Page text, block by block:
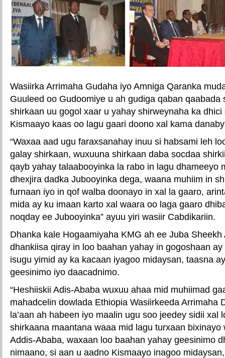
Wasiirka Arrimaha Gudaha iyo Amniga Qaranka
Guuleed oo Gudoomiye u ah gudiga qaban qaabada
shirkaan uu gogol xaar u yahay shirweynaha ka
Kismaayo kaas oo lagu gaari doono xal kama
“Waxaa aad ugu faraxsanahay inuu si habsami leh
galay shirkaan, wuxuuna shirkaan daba socdaa
qayb yahay talaabooyinka la rabo in lagu dhameeyo
dhexjira dadka Jubooyinka dega, waana muhiim in
furnaan iyo in qof walba doonayo in xal la gaaro,
mida ay ku imaan karto xal waara oo laga gaaro
noqday ee Jubooyinka” ayuu yiri wasiir Cabdikariin.
Dhanka kale Hogaamiyaha KMG ah ee Juba
dhankiisa qiray in loo baahan yahay in gogoshaan
isugu yimid ay ka kacaan iyagoo midaysan, taasna
geesinimo iyo daacadnimo.
“Heshiiskii Adis-Ababa wuxuu ahaa mid muhiimad
mahadcelin dowlada Ethiopia Wasiirkeeda Arrimaha
la’aan ah habeen iyo maalin ugu soo jeedey sidii xal
shirkaana maantana waaa mid lagu turxaan
Addis-Ababa, waxaan loo baahan yahay geesinimo
nimaano, si aan u aadno Kismaayo inagoo